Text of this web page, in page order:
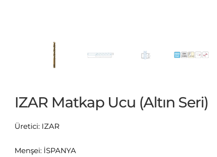
IZAR Matkap Ucu (Altın Seri)
Üretici: IZAR
Menşei: İSPANYA